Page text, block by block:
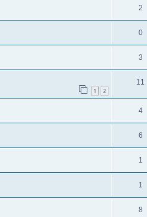
2
0
3
1 2
11
4
6
1
1
8